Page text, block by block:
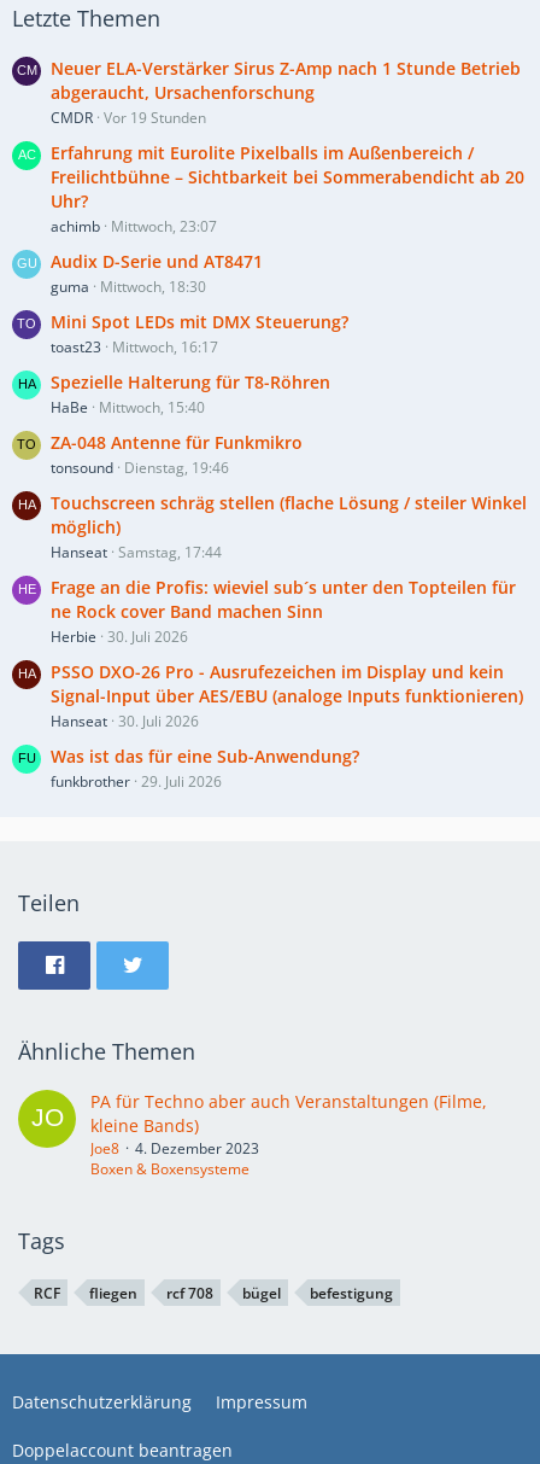
Letzte Themen
Neuer ELA-Verstärker Sirus Z-Amp nach 1 Stunde Betrieb
abgeraucht, Ursachenforschung
CMDR Vor 19 Stunden
Erfahrung mit Eurolite Pixelballs im Außenbereich /
Freilichtbühne – Sichtbarkeit bei Sommerabendicht ab 20
Uhr?
achimb Mittwoch, 23:07
Audix D-Serie und AT8471
guma Mittwoch, 18:30
Mini Spot LEDs mit DMX Steuerung?
toast23 Mittwoch, 16:17
Spezielle Halterung für T8-Röhren
HaBe Mittwoch, 15:40
ZA-048 Antenne für Funkmikro
tonsound Dienstag, 19:46
Touchscreen schräg stellen (flache Lösung / steiler Winkel
möglich)
Hanseat Samstag, 17:44
Frage an die Profis: wieviel sub´s unter den Topteilen für
ne Rock cover Band machen Sinn
Herbie 30. Juli 2026
PSSO DXO-26 Pro - Ausrufezeichen im Display und kein
Signal-Input über AES/EBU (analoge Inputs funktionieren)
Hanseat 30. Juli 2026
Was ist das für eine Sub-Anwendung?
funkbrother 29. Juli 2026
Teilen
Ähnliche Themen
PA für Techno aber auch Veranstaltungen (Filme,
kleine Bands)
Joe8
4. Dezember 2023
Boxen & Boxensysteme
Tags
RCF fliegen rcf 708 bügel befestigung
Datenschutzerklärung Impressum
Doppelaccount beantragen